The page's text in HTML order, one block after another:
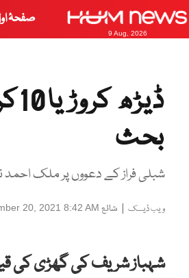
9 Aug, 2026
صفحۂ
بحث
شبلی فراز کے دعووں پر ملک
ویب ڈیسک | شائع 20, 2021 8:42 AM
شہباز شریف کی گھڑی کی